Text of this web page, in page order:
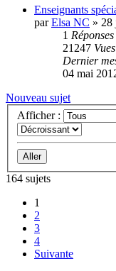
Enseignants
parElsa NC » 28
1 Réponses
21247 Vues
Dernier
04 mai
Nouveau sujet
Afficher :
164 sujets
1
2
3
4
Suivante